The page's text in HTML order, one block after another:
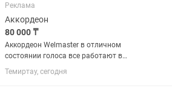
Реклама
Аккордеон
80 000 ₸
Аккордеон Welmaster в отличном
состоянии голоса все работают в
комплекте имеется чехол
Темиртау, сегодня